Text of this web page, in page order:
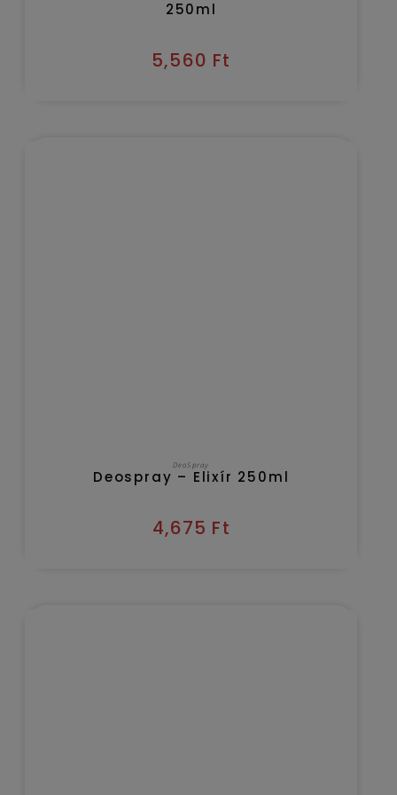
250ml
5,560 Ft
KOSÁRBA TESZEM
DeoSpray
Deospray – Elixír 250ml
4,675 Ft